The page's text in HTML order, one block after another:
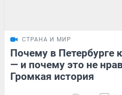
СТРАНА И МИР
Почему в Петербурге
— и почему это не
Громкая история